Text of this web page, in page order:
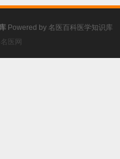
Powered by 名医百科医学知识库
医网